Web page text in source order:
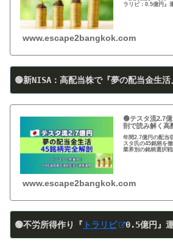
ラリピ：0.5億円』
www.escape2bangkok.com
🟢新NISA：高配当株で『夢の配当金生活
🟢テスタ流2.7
剖で読み解く高
年間2.7億円の配当
スタ氏の45銘柄を
業界別の銘柄選択戦
www.escape2bangkok.com
🟢不労所得作り『 トラリピ 0.5億円』